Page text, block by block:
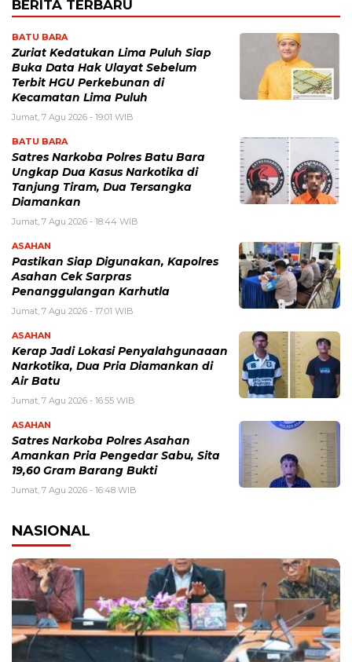
BERITA TERBARU
BATU BARA
Zuriat Kedatukan Lima Puluh Siap
Buka Data Hak Ulayat Sebelum
Terbit HGU Perkebunan di
Kecamatan Lima Puluh
Jumat, 7 Agu 2026 - 19:01 WIB
BATU BARA
Satres Narkoba Polres Batu Bara
Ungkap Dua Kasus Narkotika di
Tanjung Tiram, Dua Tersangka
Diamankan
Jumat, 7 Agu 2026 - 18:44 WIB
ASAHAN
Pastikan Siap Digunakan, Kapolres
Asahan Cek Sarpras
Penanggulangan Karhutla
Jumat, 7 Agu 2026 - 17:01 WIB
ASAHAN
Kerap Jadi Lokasi Penyalahgunaaan
Narkotika, Dua Pria Diamankan di
Air Batu
Jumat, 7 Agu 2026 - 16:55 WIB
ASAHAN
Satres Narkoba Polres Asahan
Amankan Pria Pengedar Sabu, Sita
19,60 Gram Barang Bukti
Jumat, 7 Agu 2026 - 16:48 WIB
NASIONAL